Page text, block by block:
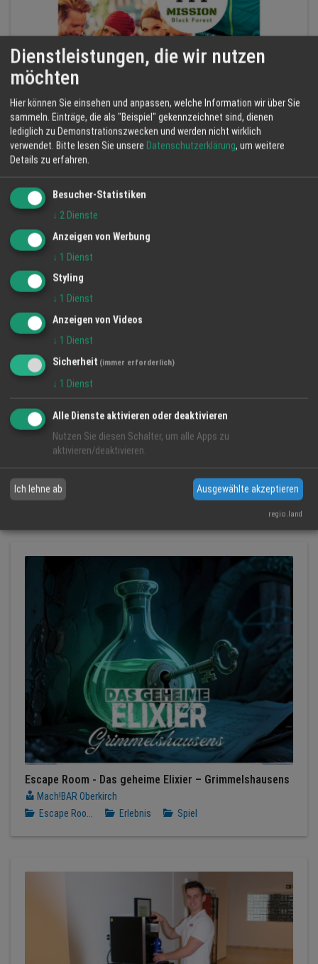
Firmenevents mit Mission Black Forest – Ideen &
Formate
Mach!BAR Oberkirch
Firmen
Junggesellenabschied in Oberkirch – Erlebnis &
Mach!BAR Oberkirch
Junggesell...
Erlebnis
Escape Room - Das geheime Elixier – Grimmelshausens
Mach!BAR Oberkirch
Escape Roo...
Erlebnis Spiel
Dienstleistungen, die wir nutzen
möchten
Hier können Sie einsehen und anpassen, welche Information wir über Sie
sammeln. Einträge, die als "Beispiel" gekennzeichnet sind, dienen
lediglich zu Demonstrationszwecken und werden nicht wirklich
verwendet. Bitte lesen Sie unsere Datenschutzerklärung, um weitere
Details zu erfahren.
Besucher-Statistiken
↓ 2 Dienste
Anzeigen von Werbung
↓ 1 Dienst
Styling
↓ 1 Dienst
Anzeigen von Videos
↓ 1 Dienst
Sicherheit (immer erforderlich)
↓ 1 Dienst
Alle Dienste aktivieren oder deaktivieren
Nutzen Sie diesen Schalter, um alle Apps zu
aktivieren/deaktivieren.
Ich lehne ab Ausgewählte akzeptieren
regio.land